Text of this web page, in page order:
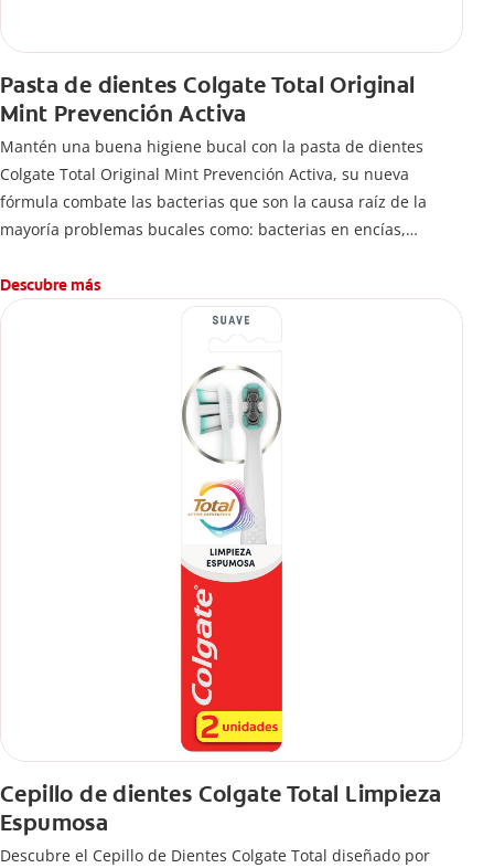
Pasta de dientes Colgate Total Original
Mint Prevención Activa
Mantén una buena higiene bucal con la pasta de dientes
Colgate Total Original Mint Prevención Activa, su nueva
fórmula combate las bacterias que son la causa raíz de la
mayoría problemas bucales como: bacterias en encías,
caries.
Descubre más
Cepillo de dientes Colgate Total Limpieza
Espumosa
Descubre el Cepillo de Dientes Colgate Total diseñado por